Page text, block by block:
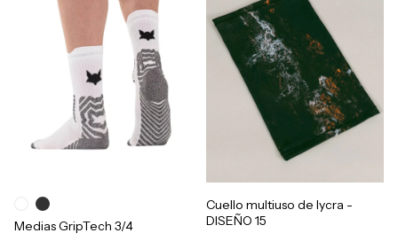
Medias GripTech 3/4
Cuello multiuso de lycra -
DISEÑO 15